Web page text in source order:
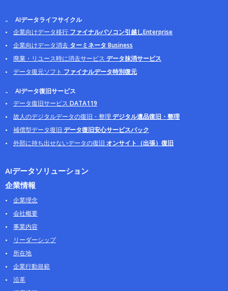
AIデータライフサイクル
企業向けデータ移行 ファイナルパソコン引越しEnterprise
企業向けデータ消去 ターミネータ Business
廃棄・リユース時に消去サービス データ抹消サービス
データ復元ソフト ファイナルデータ特別復元
AIデータ復旧サービス
データ復旧サービス DATA119
故人のデジタルデータの復旧・整理 デジタル遺品復旧・整理
補償型データ復旧 データ復旧安心サービスパック
外部に持ち出せないデータの復旧 オンサイト（出張）復旧
AIデータソリューション
企業情報
企業理念
会社概要
事業内容
リーダーシップ
所在地
企業行動規範
沿革